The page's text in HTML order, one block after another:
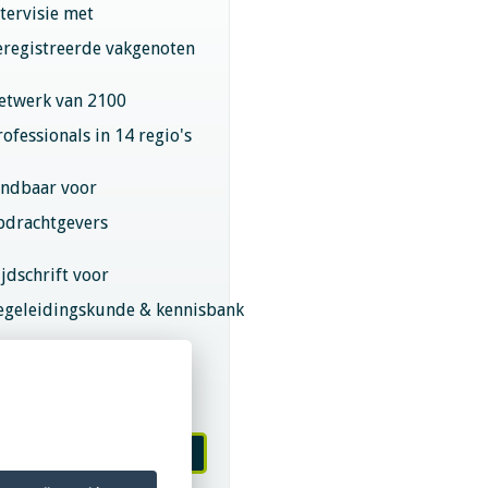
met
vakgenoten
van 2100
in 14 regio's
voor
voor
& kennisbank